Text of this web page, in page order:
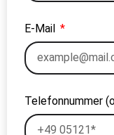
E-Mail
Telefonnummer